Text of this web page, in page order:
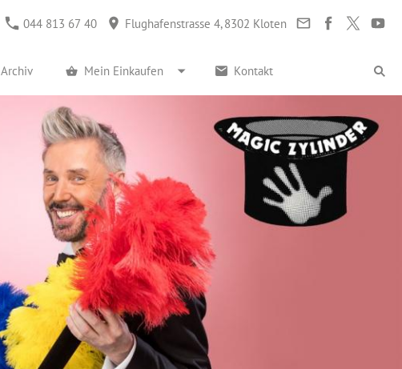
044 813 67 40 Flughafenstrasse 4, 8302 Kloten
Archiv Mein Einkaufen Kontakt